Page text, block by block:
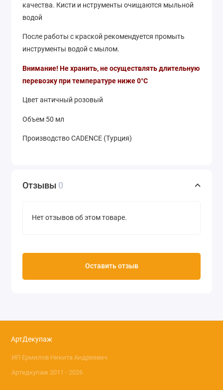
качества. Кисти и нструменты очищаются мыльной
водой
После работы с краской рекомендуется промыть
инструменты водой с мылом.
Внимание! Не хранить, не осуществлять длительную
перевозку при температуре ниже 0°С
Цвет античный розовый
Объем 50 мл
Производство CADENCE (Турция)
Отзывы 0
Нет отзывов об этом товаре.
Оставить отзыв
АртДекупаж
ИП Ермилов Никита Андреевич
Артедкупаж 2011 - 2026